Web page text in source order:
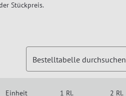
Stückpreis.
Bestelltabelle durchsuchen
Einheit 1 Rl. 2 Rl.